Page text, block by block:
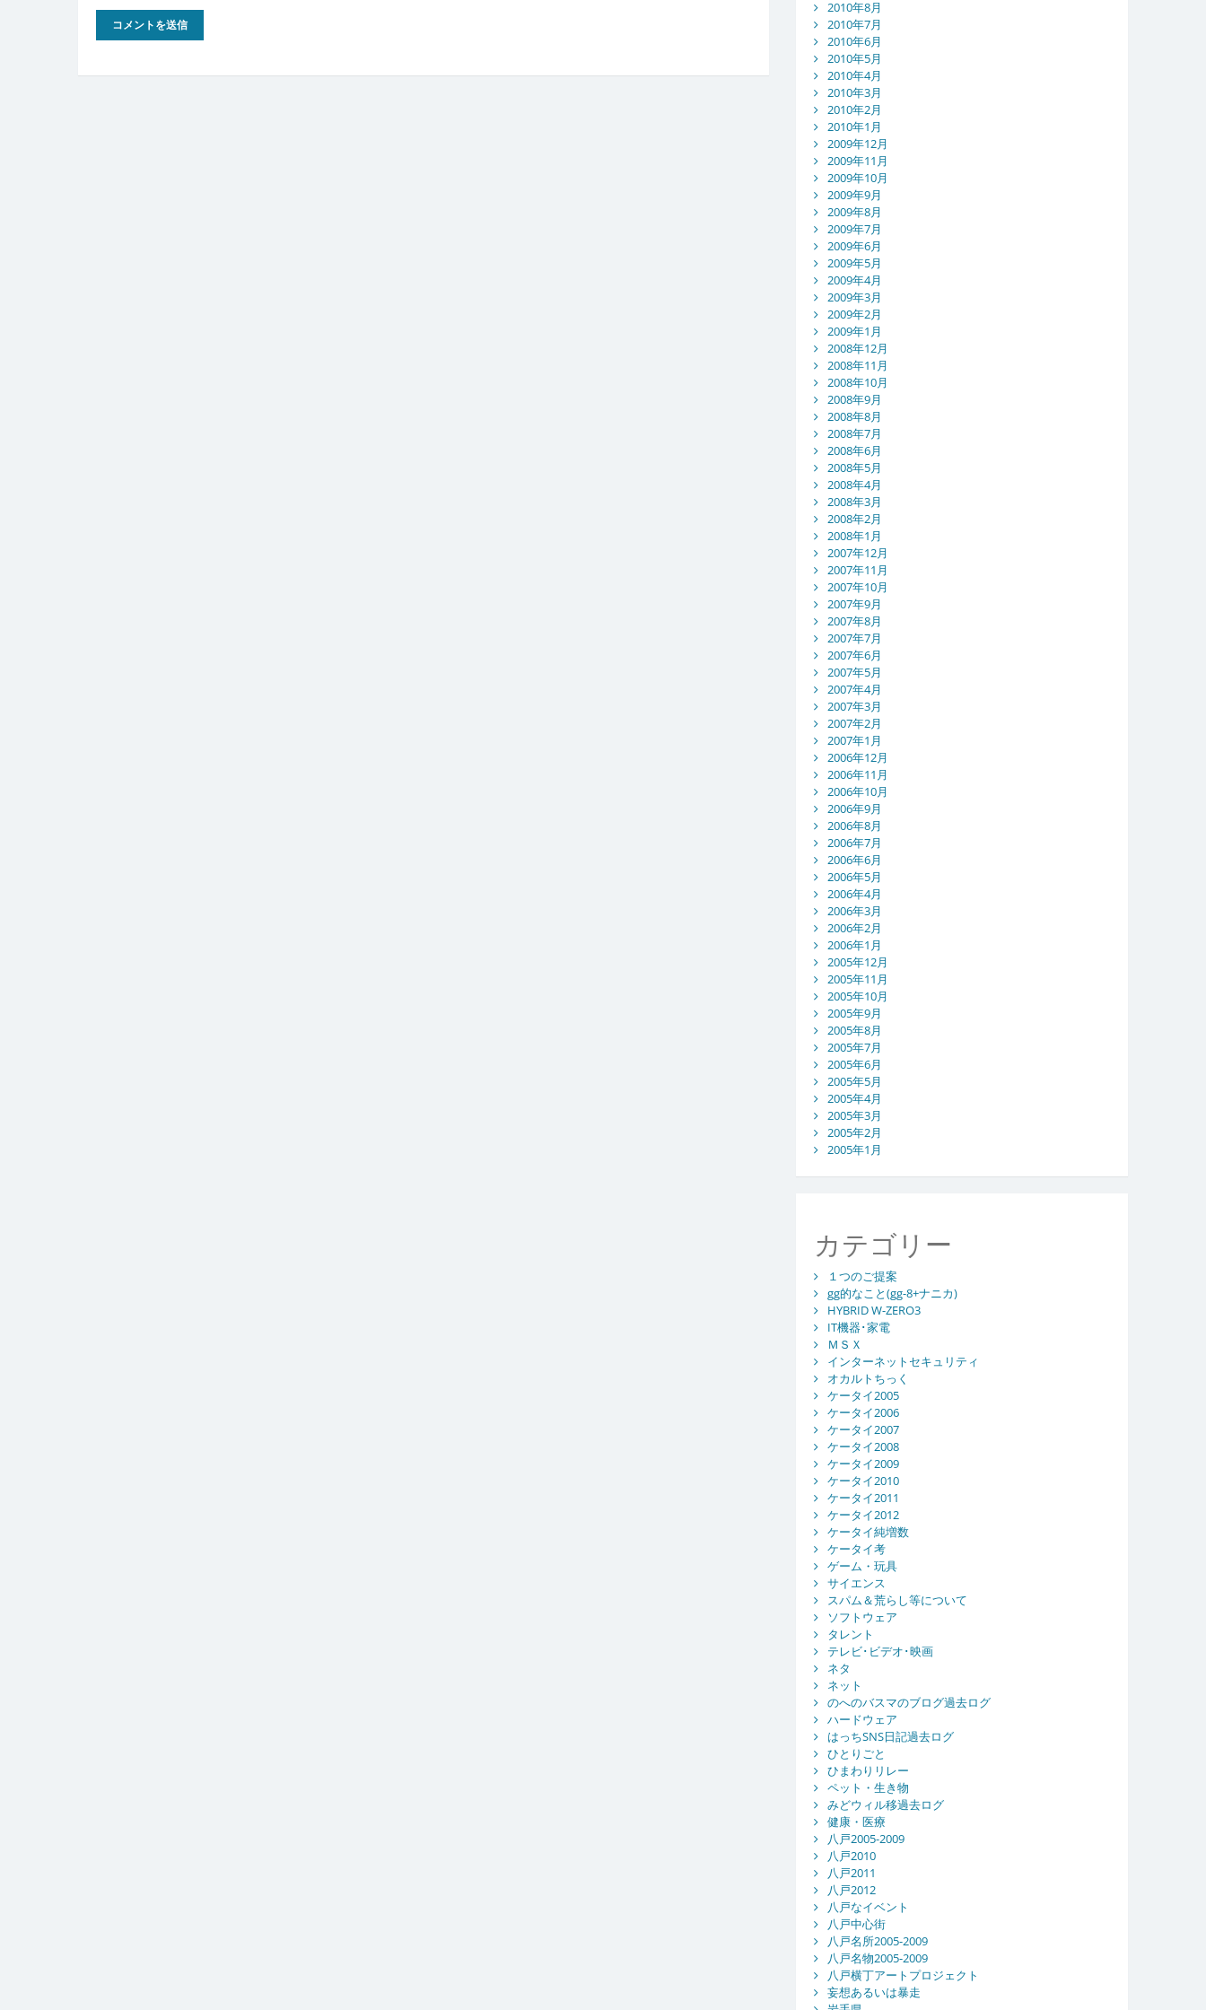
2010年8月
2010年7月
2010年6月
2010年5月
2010年4月
2010年3月
2010年2月
2010年1月
2009年12月
2009年11月
2009年10月
2009年9月
2009年8月
2009年7月
2009年6月
2009年5月
2009年4月
2009年3月
2009年2月
2009年1月
2008年12月
2008年11月
2008年10月
2008年9月
2008年8月
2008年7月
2008年6月
2008年5月
2008年4月
2008年3月
2008年2月
2008年1月
2007年12月
2007年11月
2007年10月
2007年9月
2007年8月
2007年7月
2007年6月
2007年5月
2007年4月
2007年3月
2007年2月
2007年1月
2006年12月
2006年11月
2006年10月
2006年9月
2006年8月
2006年7月
2006年6月
2006年5月
2006年4月
2006年3月
2006年2月
2006年1月
2005年12月
2005年11月
2005年10月
2005年9月
2005年8月
2005年7月
2005年6月
2005年5月
2005年4月
2005年3月
2005年2月
2005年1月
カテゴリー
１つのご提案
gg的なこと(gg-8+ナニカ)
HYBRID W-ZERO3
IT機器･家電
ＭＳＸ
インターネットセキュリティ
オカルトちっく
ケータイ2005
ケータイ2006
ケータイ2007
ケータイ2008
ケータイ2009
ケータイ2010
ケータイ2011
ケータイ2012
ケータイ純増数
ケータイ考
ゲーム・玩具
サイエンス
スパム＆荒らし等について
ソフトウェア
タレント
テレビ･ビデオ･映画
ネタ
ネット
のへのバスマのブログ過去ログ
ハードウェア
はっちSNS日記過去ログ
ひとりごと
ひまわりリレー
ペット・生き物
みどウィル移過去ログ
健康・医療
八戸2005-2009
八戸2010
八戸2011
八戸2012
八戸なイベント
八戸中心街
八戸名所2005-2009
八戸名物2005-2009
八戸横丁アートプロジェクト
妄想あるいは暴走